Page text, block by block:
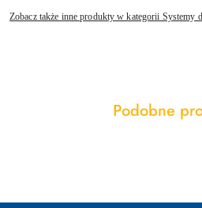
Zobacz także inne produkty w kategorii Systemy
Pomiń karuzelę produktów
Produkty
Podobne